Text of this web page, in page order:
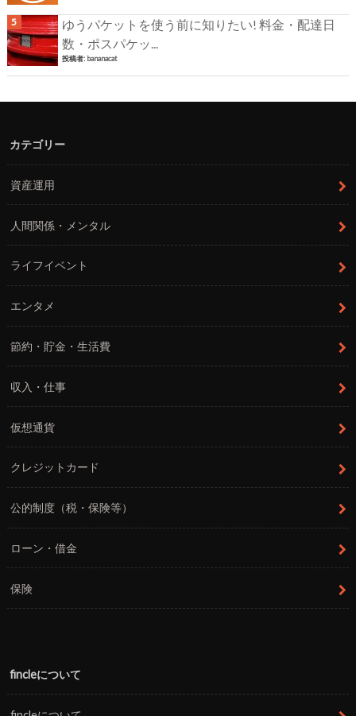
ゆうパケットを使う前に知りたい! 料金・配達日
数・ポスパケッ...
投稿者: bananacat
カテゴリー
資産運用
人間関係・メンタル
ライフイベント
エンタメ
節約・貯金・生活費
収入・仕事
仮想通貨
クレジットカード
公的制度（税・保険等）
ローン・借金
保険
fincleについて